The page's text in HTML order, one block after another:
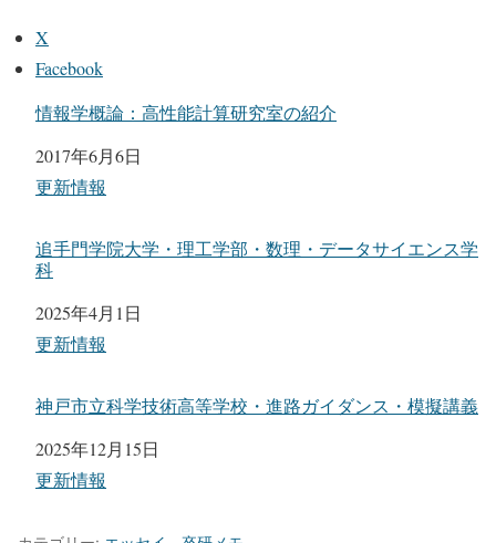
X
Facebook
情報学概論：高性能計算研究室の紹介
日付
2017年6月6日
関連理由
更新情報
追手門学院大学・理工学部・数理・データサイエンス学
科
日付
2025年4月1日
関連理由
更新情報
神戸市立科学技術高等学校・進路ガイダンス・模擬講義
日付
2025年12月15日
関連理由
更新情報